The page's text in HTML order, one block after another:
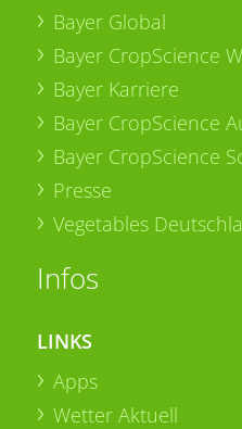
Bayer Global
Bayer CropScience
Bayer Karriere
Bayer CropScience
Bayer CropScience
Presse
Vegetables
Infos
LINKS
Apps
Wetter Aktuell